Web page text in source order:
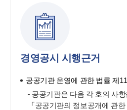
경영공시 시행근거
공공기관 운영에 관한 법률 제
- 공공기관은 다음 각 호의 사
「공공기관의 정보공개에 관